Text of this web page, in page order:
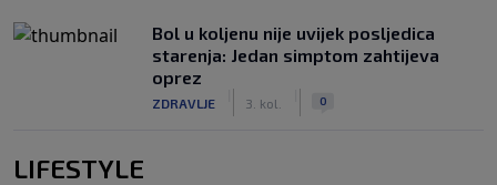
Bol u koljenu nije uvijek posljedica
starenja: Jedan simptom zahtijeva
oprez
ZDRAVLJE 3. kol. 0
LIFESTYLE